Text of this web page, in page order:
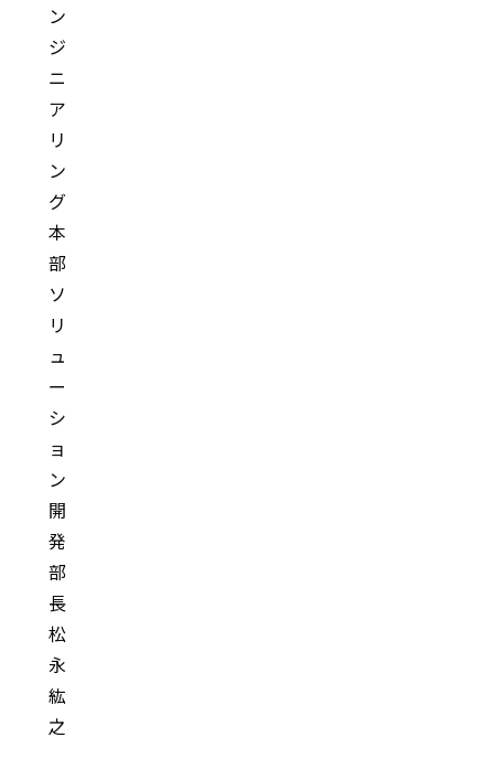
ン
ジ
ニ
ア
リ
ン
グ
本
部
ソ
リ
ュ
ー
シ
ョ
ン
開
発
部
長
松
永
紘
之